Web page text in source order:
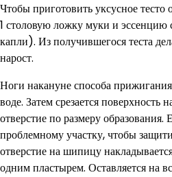
Чтобы приготовить уксусное тесто
1 столовую ложку муки и
капли). Из получившегося теста
нарост.
Ноги накануне способа
воде. Затем срезается поверхность
отверстие по размеру
проблемному участку, чтобы
отверстие на шипицу
одним пластырем. Оставляется на